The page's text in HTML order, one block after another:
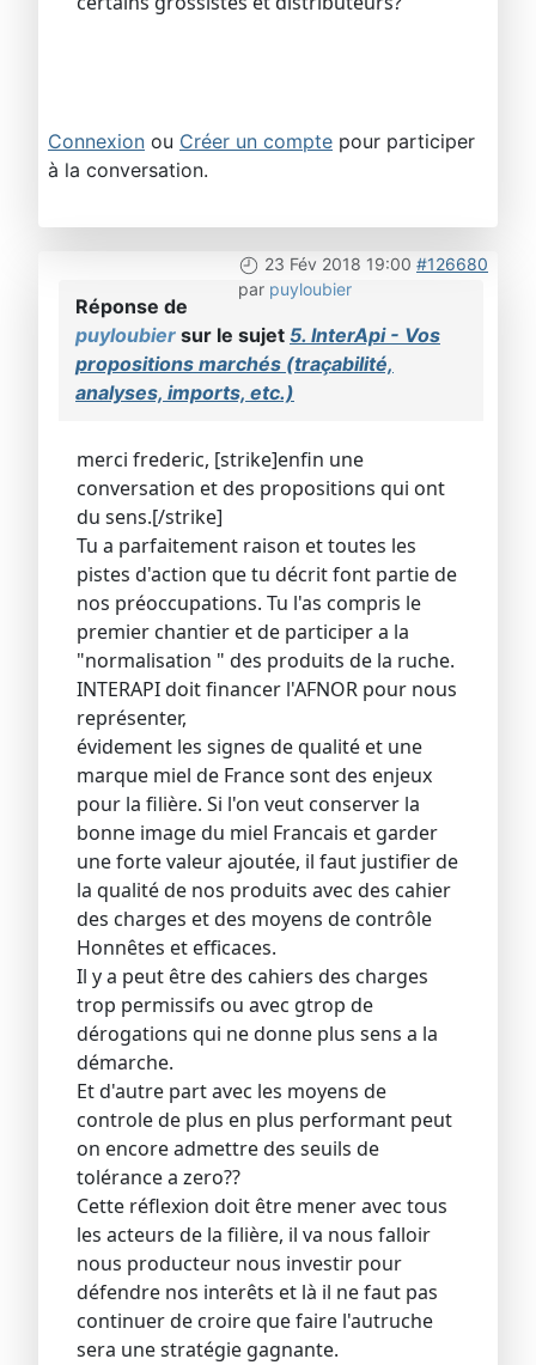
Connexion ou Créer un compte pour participer
à la conversation.
23 Fév 2018 19:00 #126680
par puyloubier
Réponse de
puyloubier sur le sujet 5. InterApi - Vos
propositions marchés (traçabilité,
analyses, imports, etc.)
merci frederic, [strike]enfin une
conversation et des propositions qui ont
du sens.[/strike]
Tu a parfaitement raison et toutes les
pistes d'action que tu décrit font partie de
nos préoccupations. Tu l'as compris le
premier chantier et de participer a la
"normalisation " des produits de la ruche.
INTERAPI doit financer l'AFNOR pour nous
représenter,
évidement les signes de qualité et une
marque miel de France sont des enjeux
pour la filière. Si l'on veut conserver la
bonne image du miel Francais et garder
une forte valeur ajoutée, il faut justifier de
la qualité de nos produits avec des cahier
des charges et des moyens de contrôle
Honnêtes et efficaces.
Il y a peut être des cahiers des charges
trop permissifs ou avec gtrop de
dérogations qui ne donne plus sens a la
démarche.
Et d'autre part avec les moyens de
controle de plus en plus performant peut
on encore admettre des seuils de
tolérance a zero??
Cette réflexion doit être mener avec tous
les acteurs de la filière, il va nous falloir
nous producteur nous investir pour
défendre nos interêts et là il ne faut pas
continuer de croire que faire l'autruche
sera une stratégie gagnante.